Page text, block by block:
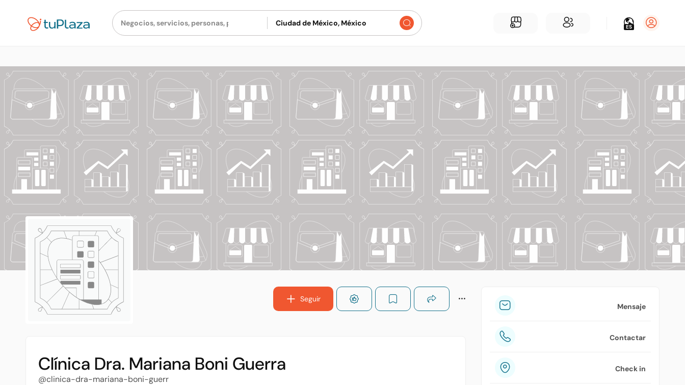
ES
Seguir
Clínica Dra. Mariana Boni Guerra
@clinica-dra-mariana-boni-guerr
Mensaje
Contactar
Check in
Para Negocios
Añadir un negocio
Encuentre empresas cerca de ti
Comunidad
Encuentra personas cerca de ti
tuPlaza
Acerca de nosotros